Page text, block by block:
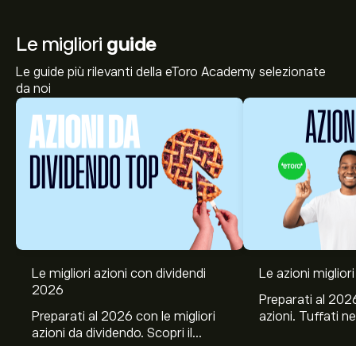
Le migliori guide
Le guide più rilevanti della eToro Academy selezionate
da noi
Le migliori azioni con dividendi
2026
Preparati al 2026 con le migliori
azioni da dividendo. Scopri il
Le azioni
Preparati al
azioni. Tuffati